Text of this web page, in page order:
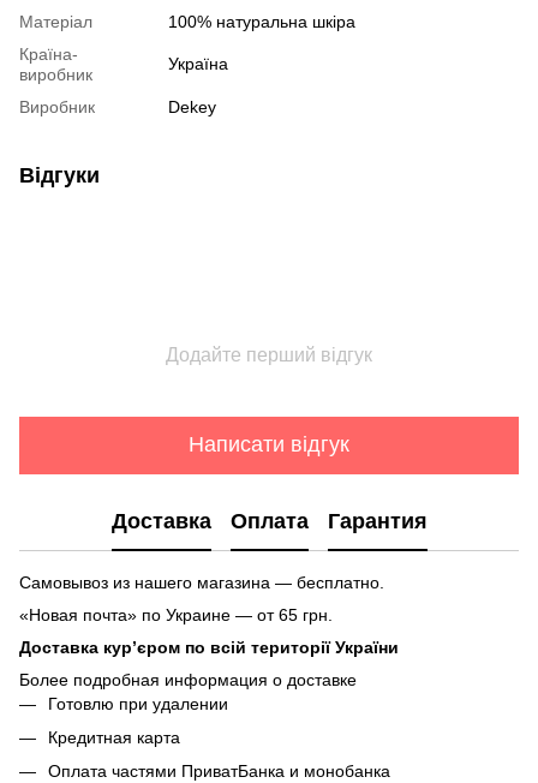
Матеріал
100% натуральна шкіра
Країна-
виробник
Україна
Виробник Dekey
Відгуки
Додайте перший відгук
Написати відгук
Доставка Оплата Гарантия
Самовывоз из нашего магазина — бесплатно.
«Новая почта» по Украине — от 65 грн.
Доставка кур’єром по всій території України
Более подробная информация о доставке
Готовлю при удалении
Кредитная карта
Оплата частями ПриватБанка и монобанка